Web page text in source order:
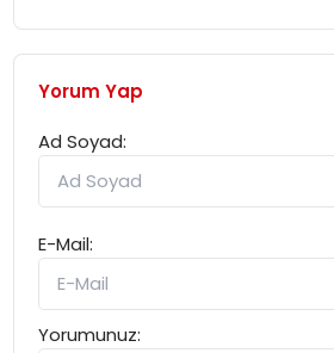
Yorum Yap
Ad Soyad:
E-Mail:
Yorumunuz: